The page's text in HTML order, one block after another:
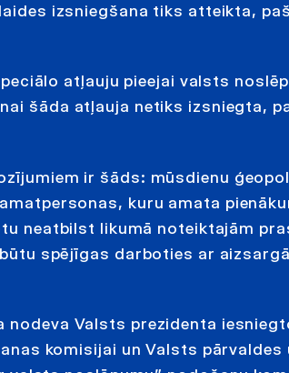
izsniegšana tiks atteikta,
atļauju pieejai valsts
šāda atļauja netiks izsniegta,
ir šāds: mūsdienu
kuru amata
neatbilst likumā noteiktajām
spējīgas darboties ar
nodeva Valsts prezidenta
komisijai un Valsts pārvaldes